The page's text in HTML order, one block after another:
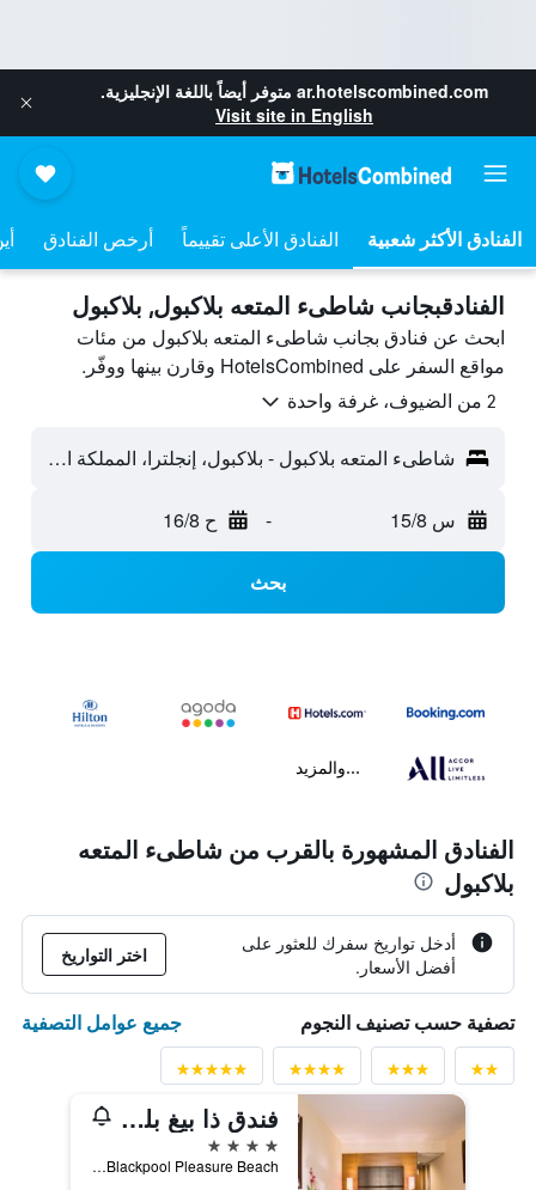
ar.hotelscombined.com متوفر أيضاً باللغة الإنجليزية.
Visit site in English
الفنادق الأعلى تقييماً أرخص الفنادق
الفنادقبجانب شاطىء المتعه بلاكبول, بلاكبول
ابحث عن فنادق بجانب شاطىء المتعه بلاكبول من مئات
مواقع السفر على HotelsCombined وقارن بينها ووفّر.
2 من الضيوف، غرفة واحدة
شاطىء المتعه بلاكبول - بلاكبول، إنجلترا، المملكة المتحدة
س 15/8 - ح 16/8
بحث
...والمزيد
الفنادق المشهورة بالقرب من شاطىء المتعه
بلاكبول
أدخل تواريخ سفرك للعثور على
أفضل الأسعار.
اختر التواريخ
تصفية حسب تصنيف النجوم جميع عوامل التصفية
فندق ذا بيغ بلو - بلاكبول بليجَر بيتش
4 نجوم
Blackpool Pleasure Beach, بلاكبول, المملكة المتحدة